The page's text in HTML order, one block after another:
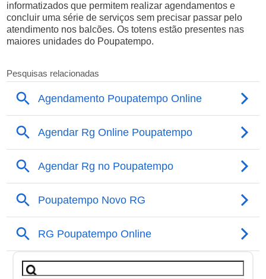
informatizados que permitem realizar agendamentos e
concluir uma série de serviços sem precisar passar pelo
atendimento nos balcões. Os totens estão presentes nas
maiores unidades do Poupatempo.